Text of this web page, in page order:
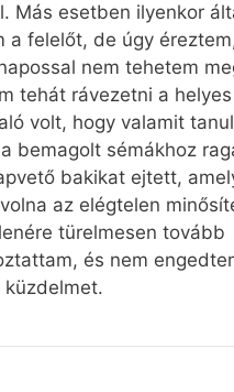
Más esetben ilyenkor
a felelőt, de úgy
nem tehetem
tehát rávezetni a
volt, hogy valamit
bemagolt sémákhoz
bakikat ejtett,
az elégtelen
türelmesen tovább
és nem